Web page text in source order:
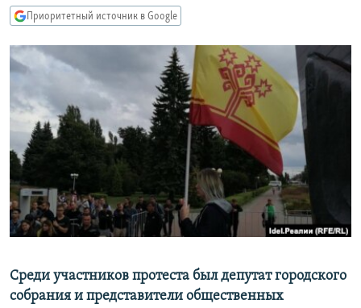
Вернутся
поиску
КАВКАЗ.РЕАЛИИ
СЕВЕР.РЕАЛИИ
СИБИРЬ.РЕАЛИИ
РАСПИСАНИЕ ВЕЩАНИЯ
ПОДПИШИТЕСЬ НА РАССЫЛКУ
СОЦИАЛЬНЫЕ СЕТИ
Все сайты РСЕ/РС
Приоритетный источник в Google
Среди участников протеста был депутат городского
собрания и представители общественных